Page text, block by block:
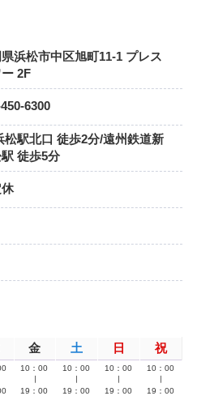
浜松市中区旭町11-1 プレス
2F
6300
松駅北口 徒歩2分/遠州鉄道新
徒歩5分
金 土 日 祝
10：00
19：00
10：00
19：00
10：00
19：00
10：00
19：00